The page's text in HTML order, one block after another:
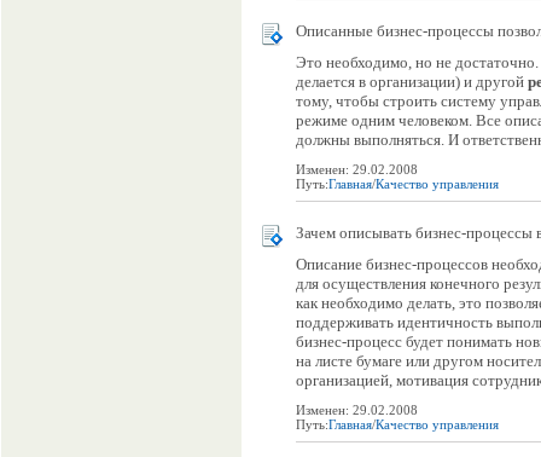
Описанные бизнес-процессы
Это необходимо, но не
делается в организации) и другой
тому, чтобы строить систему
режиме одним человеком. Все
должны выполняться. И
Изменен: 29.02.2008
Путь:Главная/Качество управления
Зачем описывать бизнес-процессы
Описание бизнес-процессов
для осуществления конечного
как необходимо делать, это
поддерживать идентичность
бизнес-процесс будет понимать
на листе бумаге или другом
организацией, мотивация
Изменен: 29.02.2008
Путь:Главная/Качество управления